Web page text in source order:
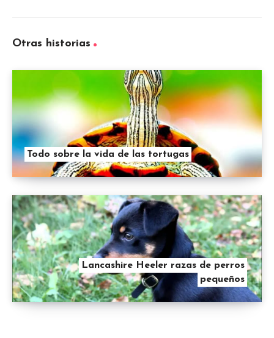
Otras historias
Todo sobre la vida de las tortugas
Lancashire Heeler razas de perros
pequeños